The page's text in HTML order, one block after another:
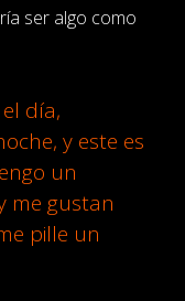
ser algo como
día,
y este es
un
me gustan
pille un